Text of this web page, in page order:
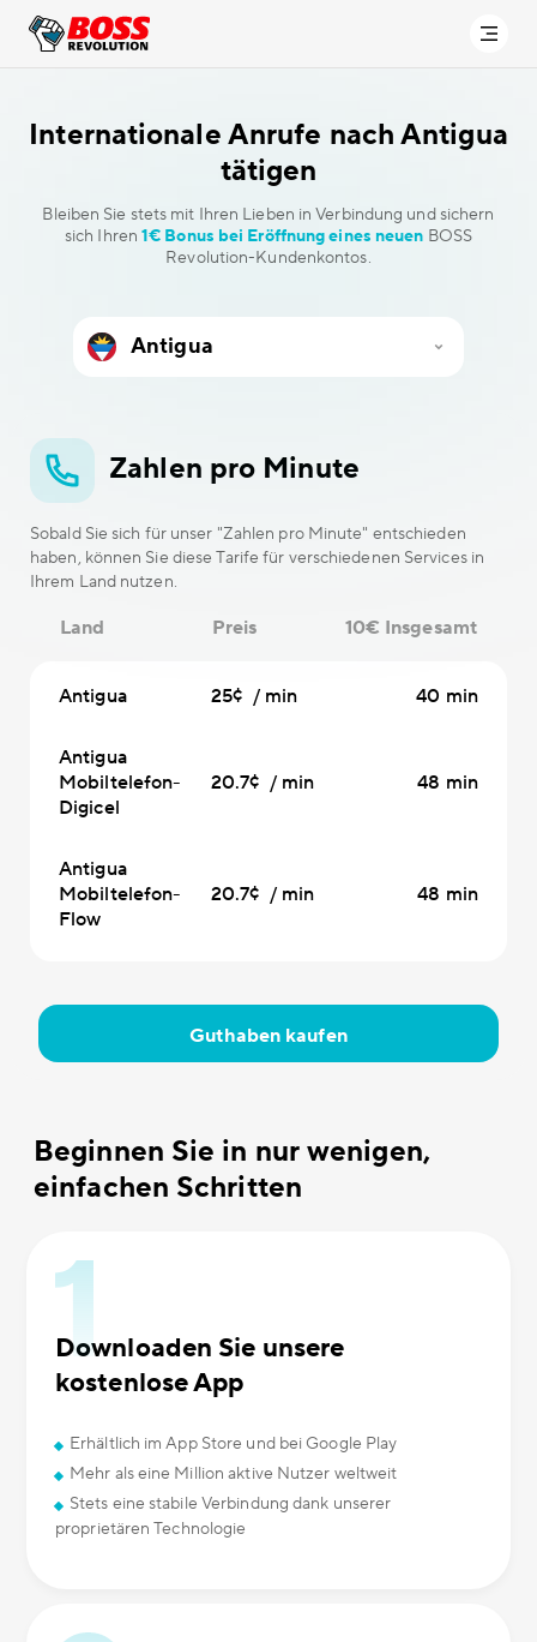
Internationale Anrufe nach Antigua
tätigen
Bleiben Sie stets mit Ihren Lieben in Verbindung und sichern
sich Ihren1€ Bonus bei Eröffnung eines neuen BOSS
Revolution-Kundenkontos.
Zahlen pro Minute
Sobald Sie sich für unser "Zahlen pro Minute" entschieden
haben, können Sie diese Tarife für verschiedenen Services in
Ihrem Land nutzen.
Land Preis 10€ Insgesamt
Antigua 25¢ / min 40 min
Antigua
Mobiltelefon-
Digicel
20.7¢ / min 48 min
Antigua
Mobiltelefon-
Flow
20.7¢ / min 48 min
Guthaben kaufen
Beginnen Sie in nur wenigen,
einfachen Schritten
Downloaden Sie unsere
kostenlose App
Erhältlich im App Store und bei Google Play
Mehr als eine Million aktive Nutzer weltweit
Stets eine stabile Verbindung dank unserer
proprietären Technologie